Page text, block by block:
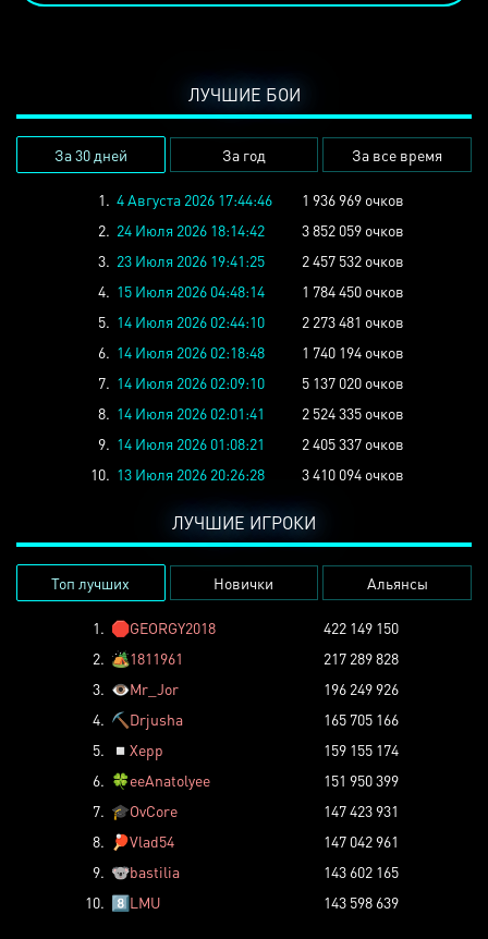
ЛУЧШИЕ БОИ
За 30 дней За год За все время
1. 4 Августа 2026 17:44:46
1 936 969 очков
2. 24 Июля 2026 18:14:42
3 852 059 очков
3. 23 Июля 2026 19:41:25
2 457 532 очков
4. 15 Июля 2026 04:48:14
1 784 450 очков
5. 14 Июля 2026 02:44:10
2 273 481 очков
6. 14 Июля 2026 02:18:48
1 740 194 очков
7. 14 Июля 2026 02:09:10
5 137 020 очков
8. 14 Июля 2026 02:01:41
2 524 335 очков
9. 14 Июля 2026 01:08:21
2 405 337 очков
10. 13 Июля 2026 20:26:28 3 410 094 очков
ЛУЧШИЕ ИГРОКИ
Топ лучших Новички Альянсы
1. 🛑GEORGY2018
422 149 150
2. 🏕️1811961
217 289 828
3. 👁️Mr_Jor
196 249 926
4. ⛏️ Drjusha
165 705 166
5.
◽ Xepp
159 155 174
6. 🍀eeAnatolyee
151 950 399
7. 🎓OvCore
147 423 931
8.
🏓Vlad54
147 042 961
9. 🐨bastilia
143 602 165
10. 8️⃣LMU 143 598 639